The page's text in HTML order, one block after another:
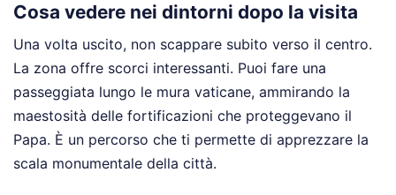
Cosa vedere nei dintorni dopo la visita
Una volta uscito, non scappare subito verso il centro.
La zona offre scorci interessanti. Puoi fare una
passeggiata lungo le mura vaticane, ammirando la
maestosità delle fortificazioni che proteggevano il
Papa. È un percorso che ti permette di apprezzare la
scala monumentale della città.